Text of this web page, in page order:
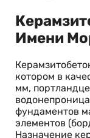
Имени
котором в
мм,
фундаментов
элементов
Назначение